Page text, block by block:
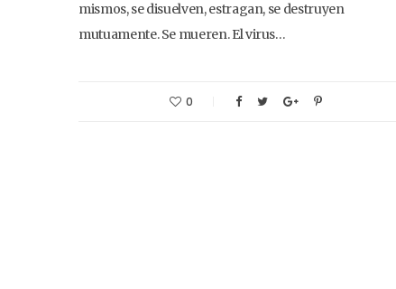
mismos, se disuelven, estragan, se destruyen
mutuamente. Se mueren. El virus…
0